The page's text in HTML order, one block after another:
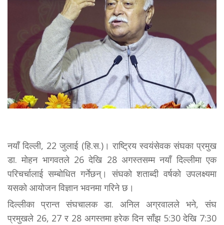
नयॉं दिल्ली, 22 जुलाई (हि.स.)। राष्ट्रिय स्वयंसेवक संघका प्रमुख
डा. मोहन भागवतले 26 देखि 28 अगस्तसम्म नयॉं दिल्लीमा एक
परिचर्चालाई सम्बोधित गर्नेछन्। संघको शताब्दी वर्षको उपलक्ष्यमा
यसको आयोजन विज्ञान भवनमा गरिने छ।
दिल्लीका प्रान्त संघचालक डा. अनिल अग्रवालले भने, संघ
प्रमुखले 26, 27 र 28 अगस्तमा हरेक दिन सॉंझ 5:30 देखि 7:30